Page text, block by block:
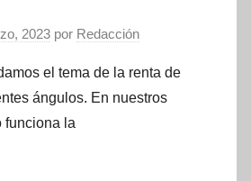
2023 por Redacción
el tema de la renta de
ángulos. En nuestros
funciona la